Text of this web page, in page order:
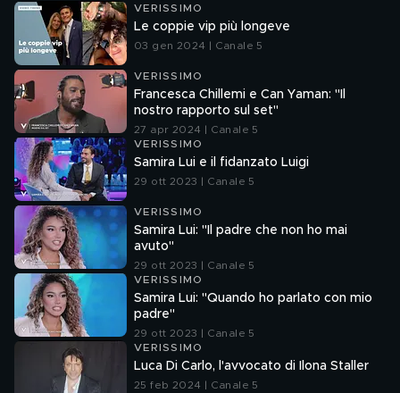
VERISSIMO
Le coppie vip più longeve
03 gen 2024 | Canale 5
VERISSIMO
Francesca Chillemi e Can Yaman: "Il
nostro rapporto sul set"
27 apr 2024 | Canale 5
VERISSIMO
Samira Lui e il fidanzato Luigi
29 ott 2023 | Canale 5
VERISSIMO
Samira Lui: "Il padre che non ho mai
avuto"
29 ott 2023 | Canale 5
VERISSIMO
Samira Lui: "Quando ho parlato con mio
padre"
29 ott 2023 | Canale 5
VERISSIMO
Luca Di Carlo, l'avvocato di Ilona Staller
25 feb 2024 | Canale 5